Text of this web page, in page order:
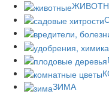
ЗИМА